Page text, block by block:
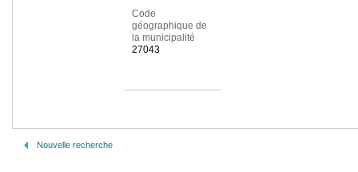
Code
géographique de
la municipalité
27043
Nouvelle recherche